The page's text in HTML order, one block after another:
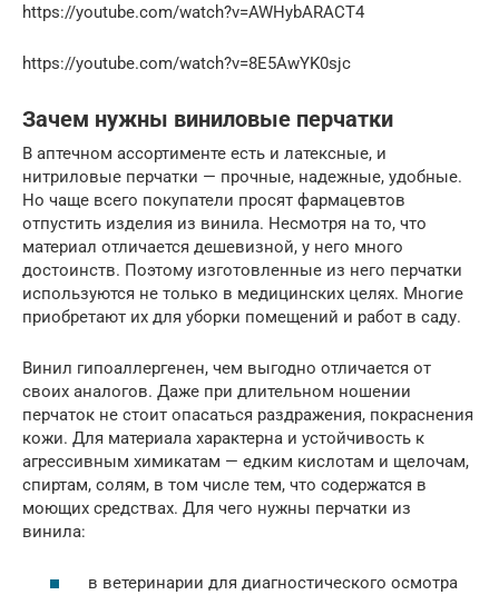
https://youtube.com/watch?v=AWHybARACT4
https://youtube.com/watch?v=8E5AwYK0sjc
Зачем нужны виниловые перчатки
В аптечном ассортименте есть и латексные, и
нитриловые перчатки — прочные, надежные, удобные.
Но чаще всего покупатели просят фармацевтов
отпустить изделия из винила. Несмотря на то, что
материал отличается дешевизной, у него много
достоинств. Поэтому изготовленные из него перчатки
используются не только в медицинских целях. Многие
приобретают их для уборки помещений и работ в саду.
Винил гипоаллергенен, чем выгодно отличается от
своих аналогов. Даже при длительном ношении
перчаток не стоит опасаться раздражения, покраснения
кожи. Для материала характерна и устойчивость к
агрессивным химикатам — едким кислотам и щелочам,
спиртам, солям, в том числе тем, что содержатся в
моющих средствах. Для чего нужны перчатки из
винила:
в ветеринарии для диагностического осмотра